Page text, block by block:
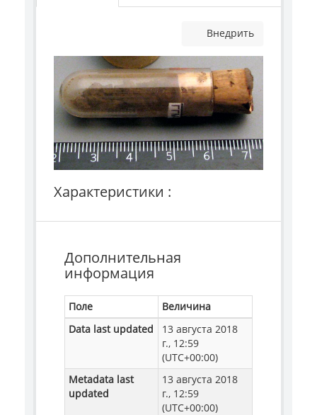
Внедрить
Характеристики :
Дополнительная
информация
Поле
Величина
Data last updated
13 августа 2018
г., 12:59
(UTC+00:00)
Metadata last
updated
13 августа 2018
г., 12:59
(UTC+00:00)